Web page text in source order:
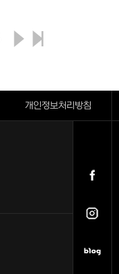
개인정보처리방침